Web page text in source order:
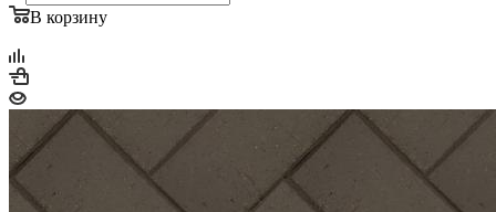
В корзину